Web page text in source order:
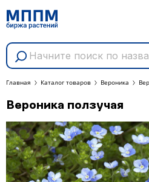
Главная Каталог товаров Вероника
Вероника ползучая